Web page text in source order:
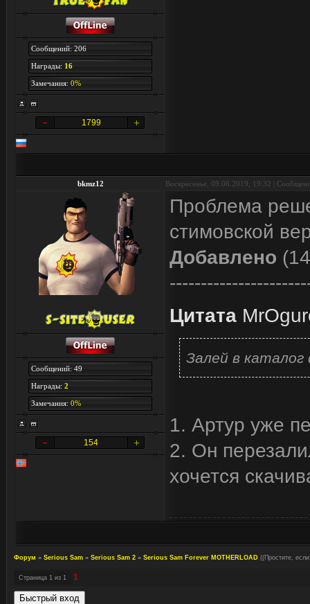
Сообщений: 206
Награды: 16
Замечания: 0%
1799
bkmz12 Воскресенье, 09.06.2019, 19:32 |
Сообщений: 49
Награды: 2
Замечания: 0%
154
Проблема
стимовской
Добавлено
Цитата
Залей в
1. Артур уже
2. Он
хочется
Форум » Serious Sam » Serious Sam 2 » Serious Sam Forever MOTHERLOAD ((Простите,
Страница 1 из 1 1